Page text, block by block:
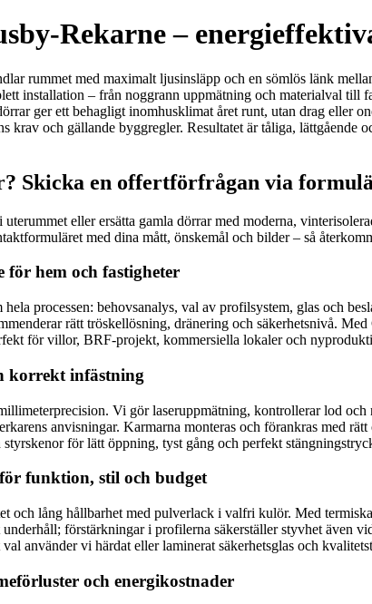
Rekarne –
rummet med maximalt ljusinsläpp och en sömlös länk
installation – från noggrann uppmätning och materialval
ger ett behagligt inomhusklimat året runt, utan drag eller
krav och gällande byggregler. Resultatet är tåliga,
Skicka en offertförfrågan via
eller ersätta gamla dörrar med moderna,
med dina mått, önskemål och bilder – så
hem och fastigheter
processen: behovsanalys, val av profilsystem, glas och
rätt tröskellösning, dränering och säkerhetsnivå.
för villor, BRF-projekt, kommersiella lokaler och
korrekt infästning
Vi gör laseruppmätning, kontrollerar lod och
anvisningar. Karmarna monteras och förankras med
för lätt öppning, tyst gång och perfekt
funktion, stil och budget
och lång hållbarhet med pulverlack i valfri kulör. Med
förstärkningar i profilerna säkerställer styvhet även
använder vi härdat eller laminerat säkerhetsglas och
och energikostnader